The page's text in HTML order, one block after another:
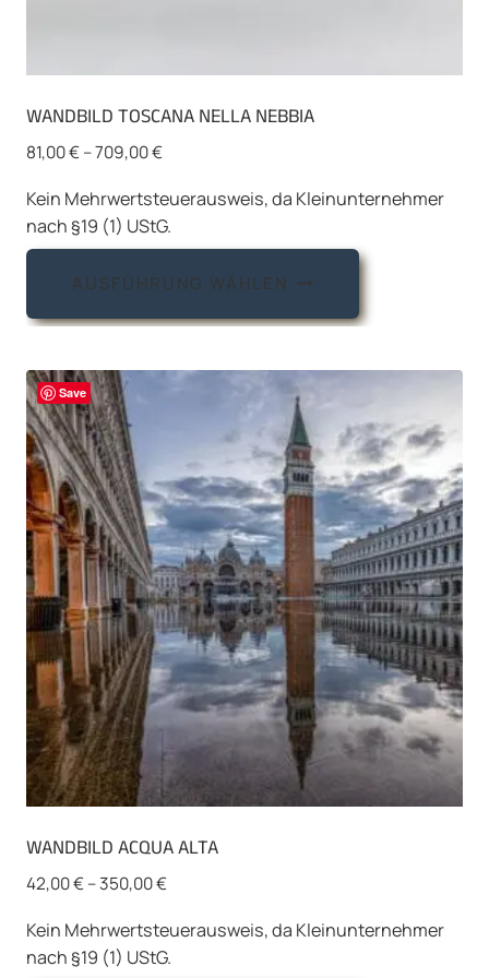
WANDBILD TOSCANA NELLA NEBBIA
81,00€–709,00€
Kein Mehrwertsteuerausweis, da Kleinunternehmer
nach §19 (1) UStG.
AUSFÜHRUNG WÄHLEN
Dieses
weist
auf.
Die
Optionen
können
auf
der
Produktseite
gewählt
werden
Save
WANDBILD ACQUA ALTA
42,00€–350,00€
Kein Mehrwertsteuerausweis, da Kleinunternehmer
nach §19 (1) UStG.